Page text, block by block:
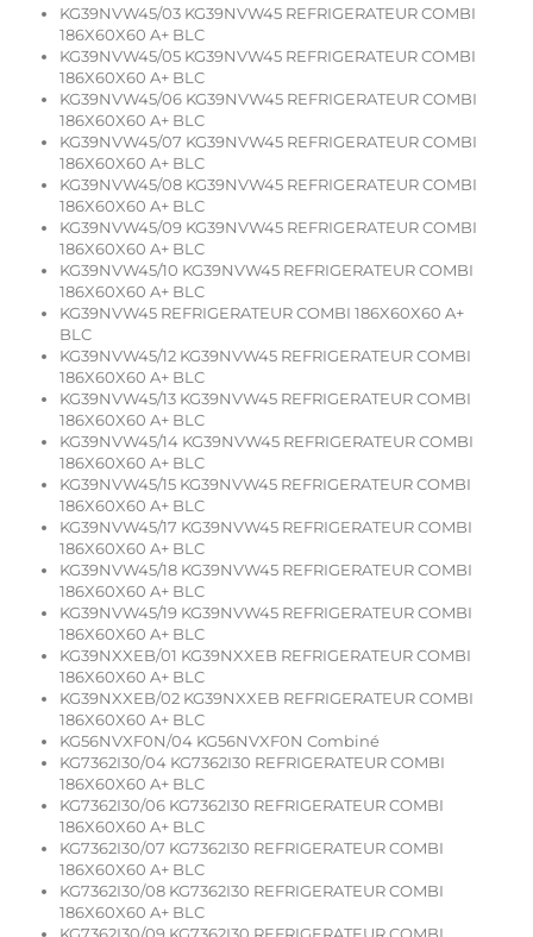
KG39NVW45/03 KG39NVW45 REFRIGERATEUR COMBI
186X60X60 A+ BLC
KG39NVW45/05 KG39NVW45 REFRIGERATEUR COMBI
186X60X60 A+ BLC
KG39NVW45/06 KG39NVW45 REFRIGERATEUR COMBI
186X60X60 A+ BLC
KG39NVW45/07 KG39NVW45 REFRIGERATEUR COMBI
186X60X60 A+ BLC
KG39NVW45/08 KG39NVW45 REFRIGERATEUR COMBI
186X60X60 A+ BLC
KG39NVW45/09 KG39NVW45 REFRIGERATEUR COMBI
186X60X60 A+ BLC
KG39NVW45/10 KG39NVW45 REFRIGERATEUR COMBI
186X60X60 A+ BLC
KG39NVW45 REFRIGERATEUR COMBI 186X60X60 A+
BLC
KG39NVW45/12 KG39NVW45 REFRIGERATEUR COMBI
186X60X60 A+ BLC
KG39NVW45/13 KG39NVW45 REFRIGERATEUR COMBI
186X60X60 A+ BLC
KG39NVW45/14 KG39NVW45 REFRIGERATEUR COMBI
186X60X60 A+ BLC
KG39NVW45/15 KG39NVW45 REFRIGERATEUR COMBI
186X60X60 A+ BLC
KG39NVW45/17 KG39NVW45 REFRIGERATEUR COMBI
186X60X60 A+ BLC
KG39NVW45/18 KG39NVW45 REFRIGERATEUR COMBI
186X60X60 A+ BLC
KG39NVW45/19 KG39NVW45 REFRIGERATEUR COMBI
186X60X60 A+ BLC
KG39NXXEB/01 KG39NXXEB REFRIGERATEUR COMBI
186X60X60 A+ BLC
KG39NXXEB/02 KG39NXXEB REFRIGERATEUR COMBI
186X60X60 A+ BLC
KG56NVXF0N/04 KG56NVXF0N Combiné
KG7362I30/04 KG7362I30 REFRIGERATEUR COMBI
186X60X60 A+ BLC
KG7362I30/06 KG7362I30 REFRIGERATEUR COMBI
186X60X60 A+ BLC
KG7362I30/07 KG7362I30 REFRIGERATEUR COMBI
186X60X60 A+ BLC
KG7362I30/08 KG7362I30 REFRIGERATEUR COMBI
186X60X60 A+ BLC